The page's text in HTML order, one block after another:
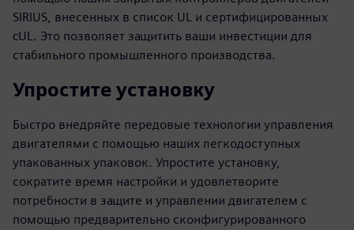
SIRIUS, внесенных в список UL и сертифицированных
cUL. Это позволяет защитить ваши инвестиции для
стабильного промышленного производства.
Упростите установку
Быстро внедряйте передовые технологии управления
двигателями с помощью наших легкодоступных
упакованных упаковок. Упростите установку,
сократите время настройки и удовлетворите
потребности в защите и управлении двигателем с
помощью предварительно сконфигурированного